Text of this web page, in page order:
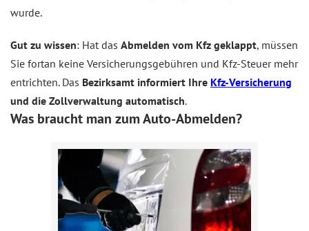
wurde.
Gut zu wissen: Hat das Abmelden vom Kfz geklappt, müssen
Sie fortan keine Versicherungsgebühren und Kfz-Steuer mehr
entrichten. Das Bezirksamt informiert Ihre Kfz-Versicherung
und die Zollverwaltung automatisch.
Was braucht man zum Auto-Abmelden?